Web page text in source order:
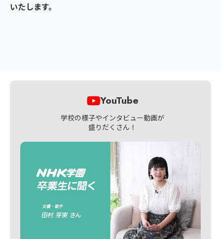
いたします。
YouTube
学校の様子やインタビュー動画が
盛りだくさん！